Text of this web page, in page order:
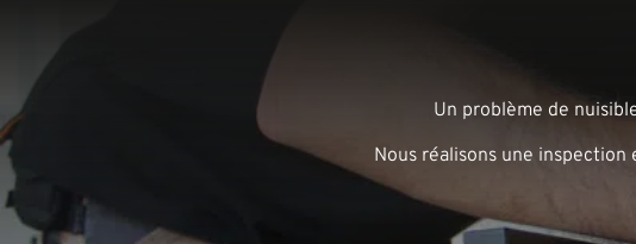
Un problème de
Nous réalisons une